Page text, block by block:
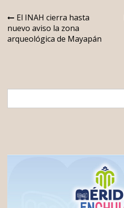
Navegación
de
El INAH cierra hasta
nuevo aviso la zona
arqueológica de Mayapán